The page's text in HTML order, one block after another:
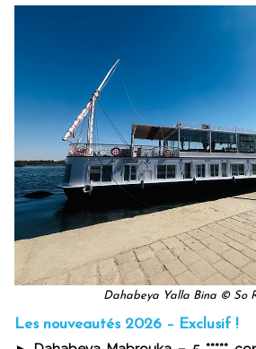
Dahabeya Yalla Bina © So
Les nouveautés 2026 – Exclusif !